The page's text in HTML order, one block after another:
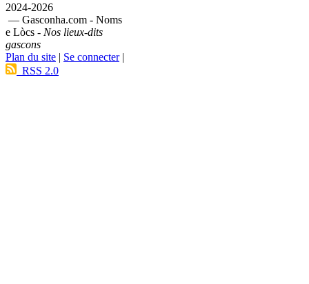
2024-2026
— Gasconha.com - Noms
e Lòcs - Nos lieux-dits
gascons
Plan du site | Se connecter|
RSS 2.0